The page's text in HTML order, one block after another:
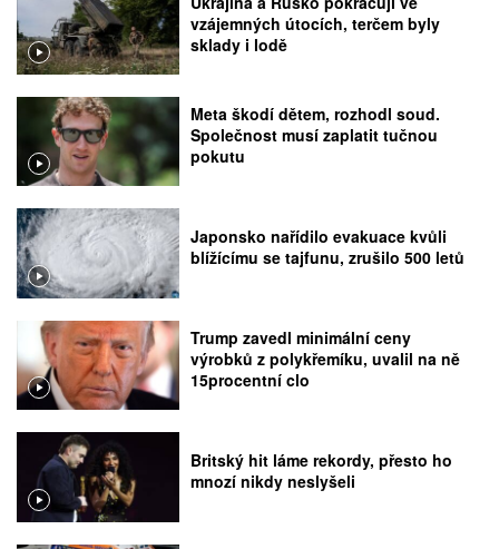
vzájemných útocích, terčem byly
sklady i lodě
Meta škodí dětem, rozhodl soud.
Společnost musí zaplatit tučnou
pokutu
Japonsko nařídilo evakuace kvůli
blížícímu se tajfunu, zrušilo 500 letů
Trump zavedl minimální ceny
výrobků z polykřemíku, uvalil na ně
15procentní clo
Britský hit láme rekordy, přesto ho
mnozí nikdy neslyšeli